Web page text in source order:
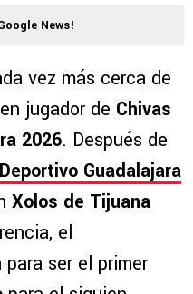
News!
vez más cerca de
jugador de Chivas
2026. Después de
Deportivo Guadalajara
Xolos de Tijuana
el
ser el primer